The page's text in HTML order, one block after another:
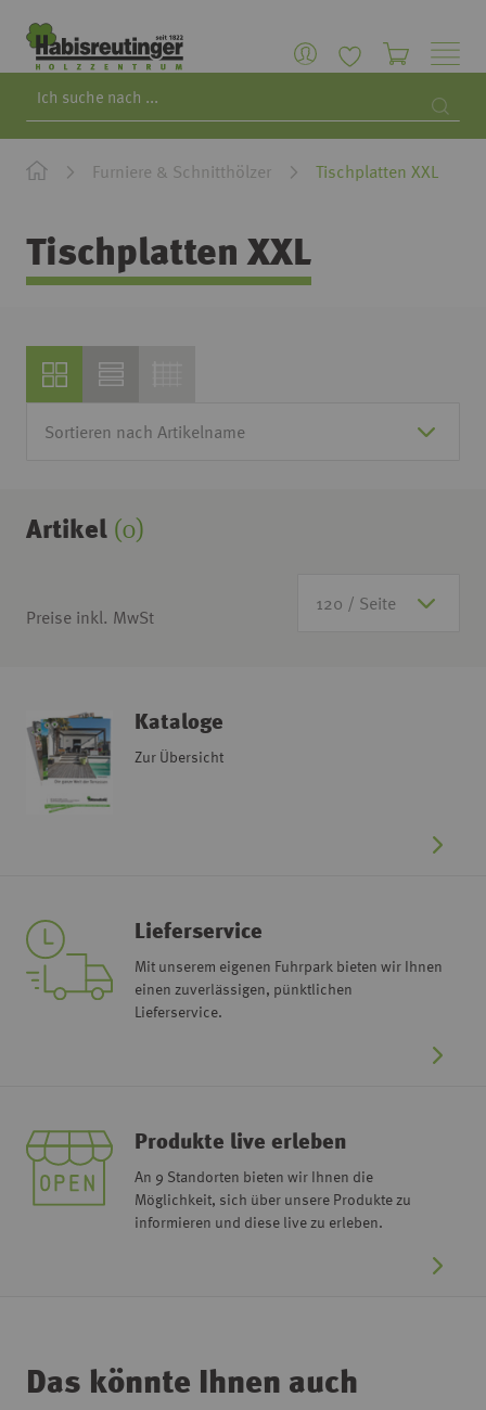
Furniere & Schnitthölzer
Tischplatten XXL
Tischplatten XXL
Artikel (0)
Preise inkl. MwSt
Kataloge
Zur Übersicht
Lieferservice
Mit unserem eigenen Fuhrpark bieten wir Ihnen
einen zuverlässigen, pünktlichen
Lieferservice.
Produkte live erleben
An 9 Standorten bieten wir Ihnen die
Möglichkeit, sich über unsere Produkte zu
informieren und diese live zu erleben.
Das könnte Ihnen auch